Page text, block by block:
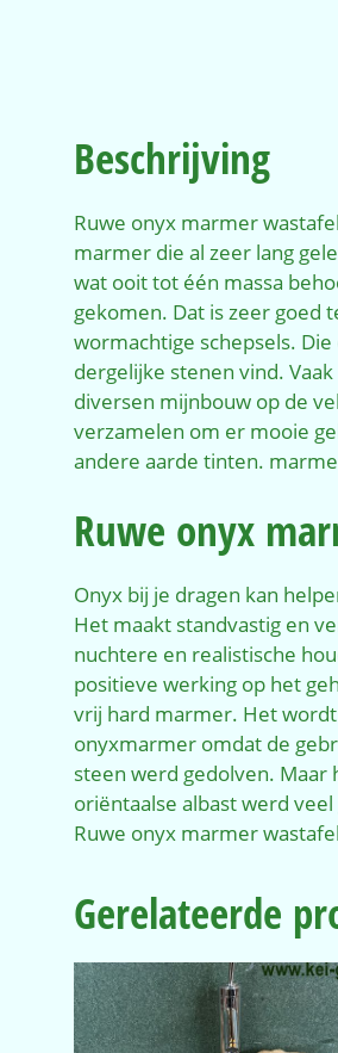
Beschrijving
Ruwe onyx marmer
marmer die al zeer lang
wat ooit tot één massa
gekomen. Dat is zeer goed
wormachtige schepsels.
dergelijke stenen vind.
diversen mijnbouw op de
verzamelen om er mooie
andere aarde tinten.
Ruwe onyx
Onyx bij je dragen kan
Het maakt standvastig en
nuchtere en realistische
positieve werking op het
vrij hard marmer. Het
onyxmarmer omdat de
steen werd gedolven. Maar
oriëntaalse albast werd
Ruwe onyx marmer
Gerelateerde